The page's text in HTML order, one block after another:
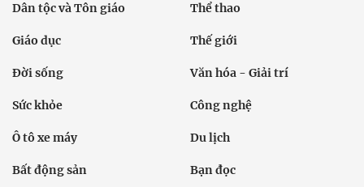
Dân tộc và Tôn giáo Thể thao
Giáo dục Thế giới
Đời sống Văn hóa - Giải trí
Sức khỏe Công nghệ
Ô tô xe máy Du lịch
Bất động sản Bạn đọc